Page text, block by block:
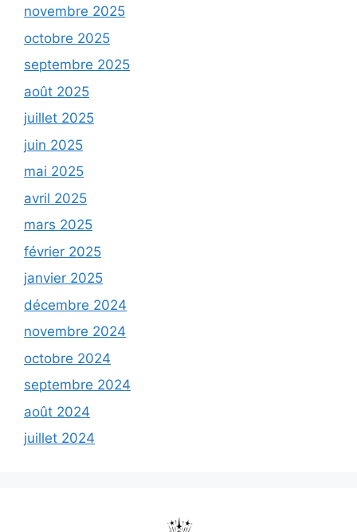
novembre 2025
octobre 2025
septembre 2025
août 2025
juillet 2025
juin 2025
mai 2025
avril 2025
mars 2025
février 2025
janvier 2025
décembre 2024
novembre 2024
octobre 2024
septembre 2024
août 2024
juillet 2024